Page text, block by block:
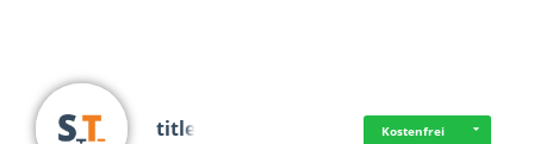
title Kostenfrei